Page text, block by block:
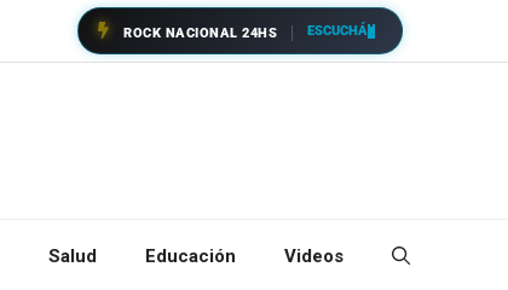
ROCK NACIONAL 24HS ESCUCHÁ
Salud Educación Videos